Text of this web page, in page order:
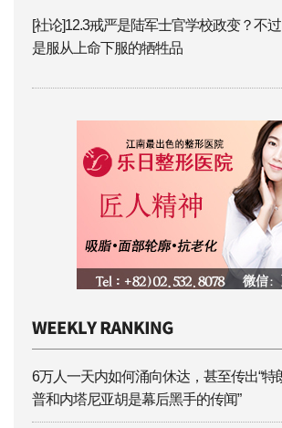
[社论]12.3戒严是陆军士官学校政变？不过
是服从上命下服的牺牲品
6万人一天内如何涌向休达，甚至传出“特
普和内塔尼亚胡是幕后黑手的传闻”